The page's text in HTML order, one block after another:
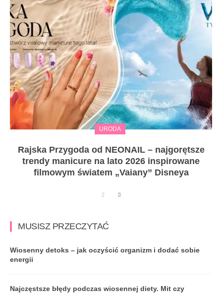
URODA
Rajska Przygoda od NEONAIL – najgorętsze
trendy manicure na lato 2026 inspirowane
filmowym światem „Vaiany” Disneya
MUSISZ PRZECZYTAĆ
Wiosenny detoks – jak oczyścić organizm i dodać sobie
energii
Najczęstsze błędy podczas wiosennej diety. Mit czy